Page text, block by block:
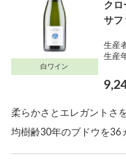
白ワイン
クロ
サフ
生産
生産
柔らかさとエレガントさ
均樹齢30年のブドウを36